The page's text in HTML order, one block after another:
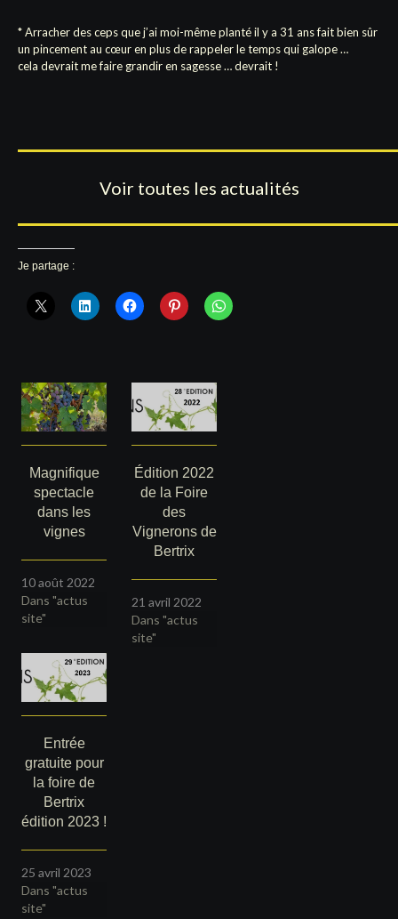
* Arracher des ceps que j’ai moi-même planté il y a 31 ans fait bien sûr
un pincement au cœur en plus de rappeler le temps qui galope …
cela devrait me faire grandir en sagesse … devrait !
Voir toutes les actualités
Je partage :
Magnifique
spectacle
dans les
vignes
10 août 2022
Dans "actus
site"
Édition 2022
de la Foire
des
Vignerons de
Bertrix
21 avril 2022
Dans "actus
site"
Entrée
gratuite pour
la foire de
Bertrix
édition 2023 !
25 avril 2023
Dans "actus
site"